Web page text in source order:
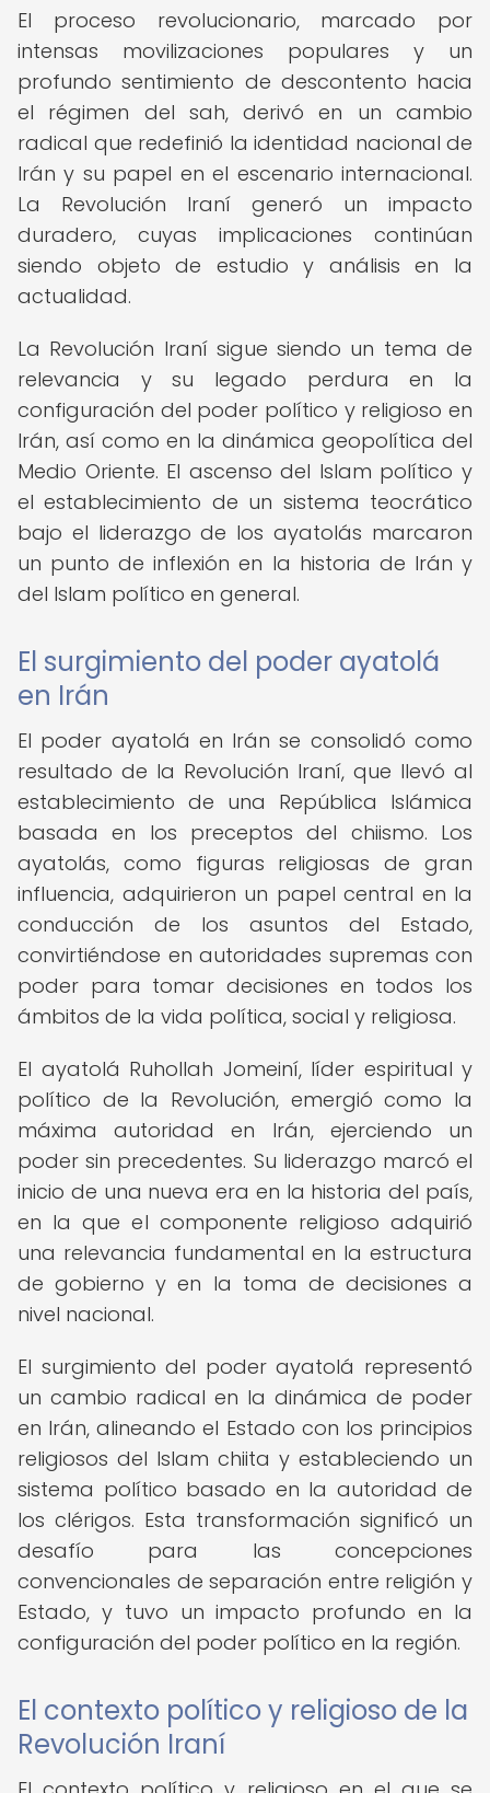
El proceso revolucionario, marcado por
intensas movilizaciones populares y un
profundo sentimiento de descontento hacia
el régimen del sah, derivó en un cambio
radical que redefinió la identidad nacional de
Irán y su papel en el escenario internacional.
La Revolución Iraní generó un impacto
duradero, cuyas implicaciones continúan
siendo objeto de estudio y análisis en la
actualidad.
La Revolución Iraní sigue siendo un tema de
relevancia y su legado perdura en la
configuración del poder político y religioso en
Irán, así como en la dinámica geopolítica del
Medio Oriente. El ascenso del Islam político y
el establecimiento de un sistema teocrático
bajo el liderazgo de los ayatolás marcaron
un punto de inflexión en la historia de Irán y
del Islam político en general.
El surgimiento del poder ayatolá
en Irán
El poder ayatolá en Irán se consolidó como
resultado de la Revolución Iraní, que llevó al
establecimiento de una República Islámica
basada en los preceptos del chiismo. Los
ayatolás, como figuras religiosas de gran
influencia, adquirieron un papel central en la
conducción de los asuntos del Estado,
convirtiéndose en autoridades supremas con
poder para tomar decisiones en todos los
ámbitos de la vida política, social y religiosa.
El ayatolá Ruhollah Jomeiní, líder espiritual y
político de la Revolución, emergió como la
máxima autoridad en Irán, ejerciendo un
poder sin precedentes. Su liderazgo marcó el
inicio de una nueva era en la historia del país,
en la que el componente religioso adquirió
una relevancia fundamental en la estructura
de gobierno y en la toma de decisiones a
nivel nacional.
El surgimiento del poder ayatolá representó
un cambio radical en la dinámica de poder
en Irán, alineando el Estado con los principios
religiosos del Islam chiita y estableciendo un
sistema político basado en la autoridad de
los clérigos. Esta transformación significó un
desafío para las concepciones
convencionales de separación entre religión y
Estado, y tuvo un impacto profundo en la
configuración del poder político en la región.
El contexto político y religioso de la
Revolución Iraní